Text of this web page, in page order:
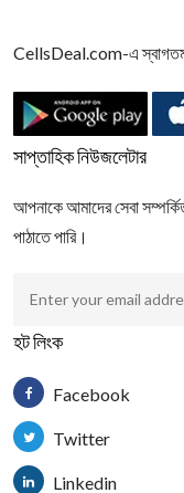
CellsDeal.com-এ স্বাগতম -
সাপ্তাহিক নিউজলেটার
আপনাকে আমাদের সেবা
পাঠাতে পারি।
হট লিংক
Facebook
Twitter
Linkedin